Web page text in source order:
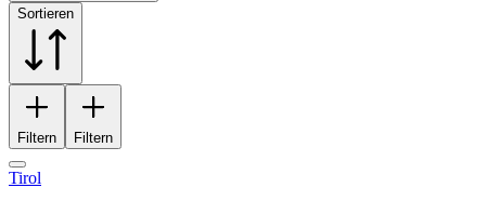
Sortieren
Filtern Filtern
Tirol